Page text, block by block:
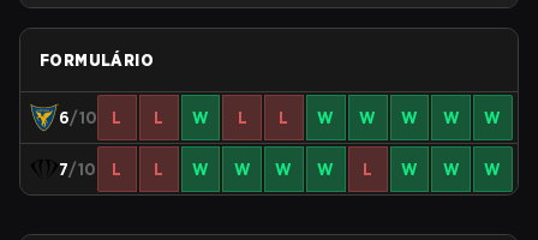
FORMULÁRIO
6/10 L L W L L W W W W W
7/10 L L W W W W L W W W